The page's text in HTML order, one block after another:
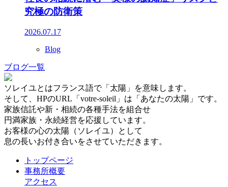
究極の防衛策
2026.07.17
Blog
ブログ一覧
ソレイユとはフランス語で「太陽」を意味します。
そして、HPのURL「votre-soleil」は「あなたの太陽」です。
家族信託や新・相続の各種手法を組合せ
円満家族・永続経営を応援しています。
お客様の心の太陽（ソレイユ）として
息の長いお付き合いをさせていただきます。
トップページ
事務所概要
アクセス